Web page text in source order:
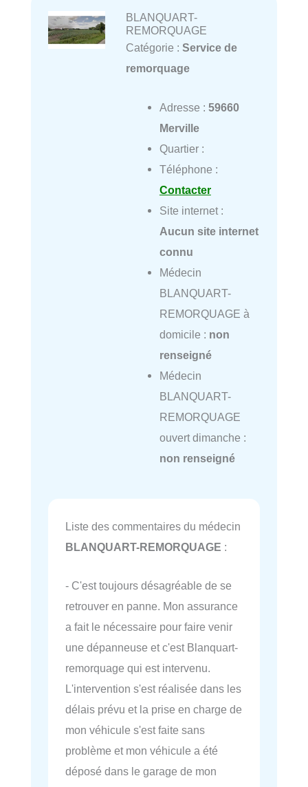
BLANQUART-
REMORQUAGE
Catégorie : Service de
remorquage
Adresse : 59660
Merville
Quartier :
Téléphone :
Contacter
Site internet :
Aucun site internet
connu
Médecin
BLANQUART-
REMORQUAGE à
domicile : non
renseigné
Médecin
BLANQUART-
REMORQUAGE
ouvert dimanche :
non renseigné
Liste des commentaires du médecin
BLANQUART-REMORQUAGE :
- C'est toujours désagréable de se
retrouver en panne. Mon assurance
a fait le nécessaire pour faire venir
une dépanneuse et c'est Blanquart-
remorquage qui est intervenu.
L'intervention s'est réalisée dans les
délais prévu et la prise en charge de
mon véhicule s'est faite sans
problème et mon véhicule a été
déposé dans le garage de mon